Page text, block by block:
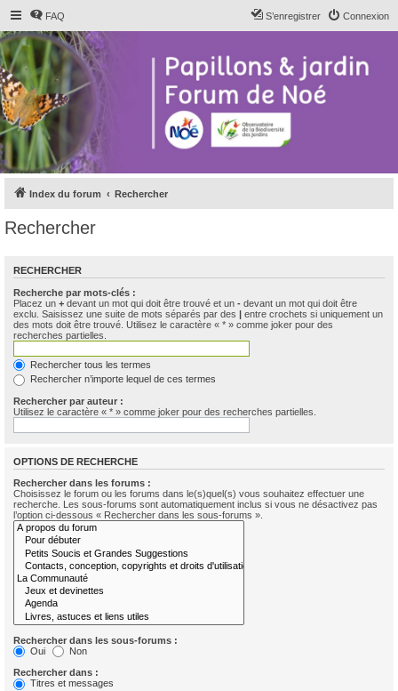
FAQ Connexion
S’enregistrer
Index du forum Rechercher
Rechercher
RECHERCHER
Recherche par mots-clés :
Placez un + devant un mot qui doit être trouvé et un - devant un mot qui doit être
exclu. Saisissez une suite de mots séparés par des | entre crochets si uniquement un
des mots doit être trouvé. Utilisez le caractère « * » comme joker pour des
recherches partielles.
Rechercher tous les termes
Rechercher n’importe lequel de ces termes
Rechercher par auteur :
Utilisez le caractère « * » comme joker pour des recherches partielles.
OPTIONS DE RECHERCHE
Rechercher dans les forums :
Choisissez le forum ou les forums dans le(s)quel(s) vous souhaitez effectuer une
recherche. Les sous-forums sont automatiquement inclus si vous ne désactivez pas
l’option ci-dessous « Rechercher dans les sous-forums ».
Rechercher dans les sous-forums :
Oui
Non
Rechercher dans :
Titres et messages